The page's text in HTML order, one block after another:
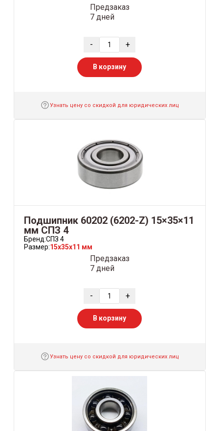
Предзаказ
7 дней
- +
В корзину
Узнать цену со скидкой для юридических лиц
Подшипник 60202 (6202-Z) 15×35×11
мм СПЗ 4
Бренд:СПЗ 4
Размер:15x35x11 мм
Предзаказ
7 дней
- +
В корзину
Узнать цену со скидкой для юридических лиц